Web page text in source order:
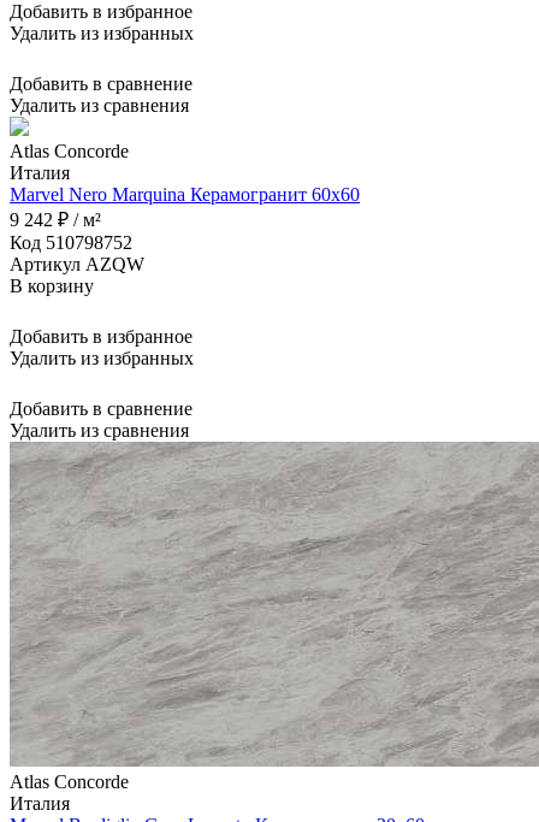
Добавить в избранное
Удалить из избранных
Добавить в сравнение
Удалить из сравнения
Atlas Concorde
Италия
Marvel Nero Marquina Керамогранит 60x60
9 242 ₽ / м²
Код 510798752
Артикул AZQW
В корзину
Добавить в избранное
Удалить из избранных
Добавить в сравнение
Удалить из сравнения
Atlas Concorde
Италия